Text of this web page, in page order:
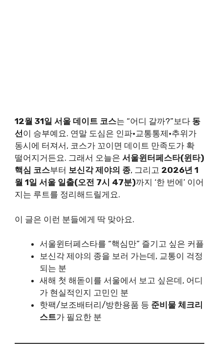
12월 31일 서울 데이트 코스는 “어디 갈까?”보다 동
선이 승부예요. 연말 도심은 인파·교통통제·추위가
동시에 터져서, 코스가 꼬이면 데이트 만족도가 확
떨어지거든요. 그래서 오늘은 서울윈터페스타(윈타)
핵심 코스부터 보신각 제야의 종, 그리고 2026년 1
월 1일 서울 일출(오전 7시 47분)까지 ‘한 번에’ 이어
지는 루트를 정리해드릴게요.
이 글은 이런 분들에게 딱 맞아요.
서울윈터페스타를 “핵심만” 즐기고 싶은 커플
보신각 제야의 종을 보러 가는데, 교통이 걱정
되는 분
새해 첫 해돋이를 서울에서 보고 싶은데, 어디
가 현실적인지 고민인 분
핫팩/보조배터리/방한용품 등 준비물 체크리
스트가 필요한 분